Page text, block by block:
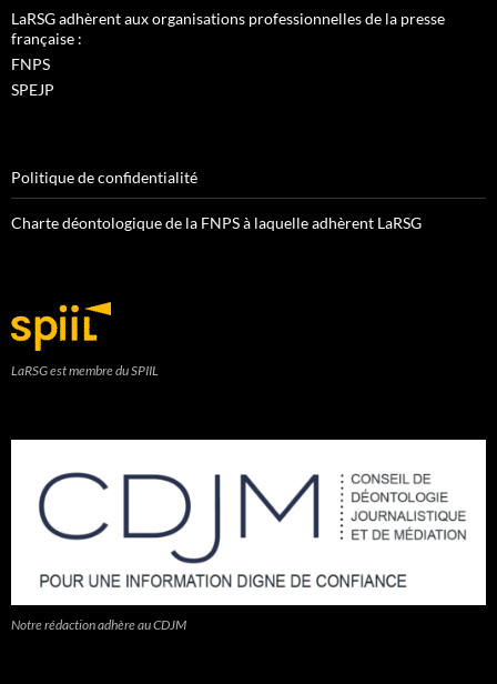
LaRSG adhèrent aux organisations professionnelles de la presse
française :
FNPS
SPEJP
Politique de confidentialité
Charte déontologique de la FNPS à laquelle adhèrent LaRSG
LaRSG est membre du SPIIL
Notre rédaction adhère au CDJM